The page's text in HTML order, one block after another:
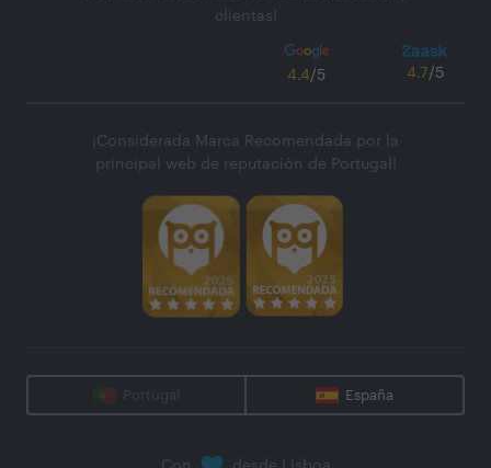
clientas!
4.4/5 4.7/5
¡Considerada Marca Recomendada por la
principal web de reputación de Portugal!
Portugal España